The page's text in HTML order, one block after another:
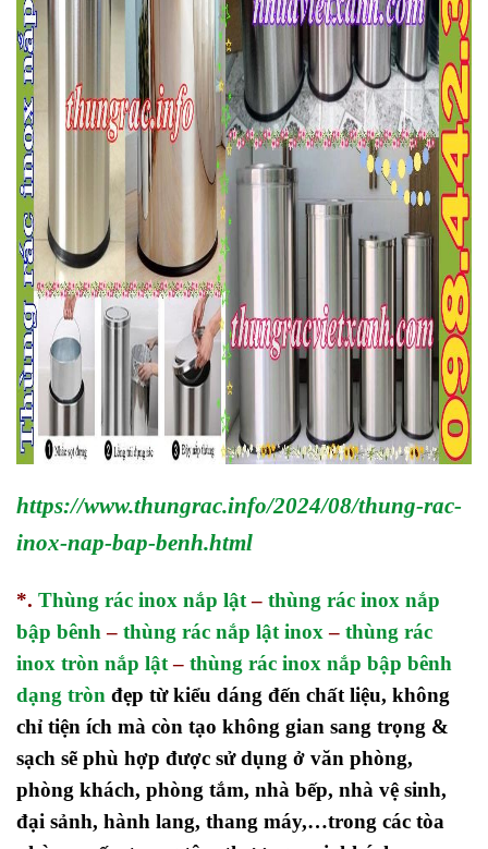
https://www.thungrac.info/2024/08/thung-rac-
inox-nap-bap-benh.html
*. Thùng rác inox nắp lật– thùng rác inox nắp
bập bênh – thùng rác nắp lật inox – thùng rác
inox tròn nắp lật– thùng rác inox nắp bập bênh
dạng tròn đẹp từ kiểu dáng đến chất liệu, không
chỉ tiện ích mà còn tạo không gian sang trọng &
sạch sẽ phù hợp được sử dụng ở văn phòng,
phòng khách, phòng tắm, nhà bếp, nhà vệ sinh,
đại sảnh, hành lang, thang máy,…trong các tòa